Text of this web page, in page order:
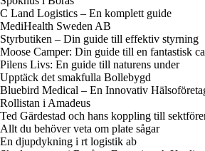
C Land Logistics – En komplett guide
MediHealth Sweden AB
Styrbutiken – Din guide till effektiv styrning
Moose Camper: Din guide till en fantastisk
Pilens Livs: En guide till naturens under
Upptäck det smakfulla Bollebygd
Bluebird Medical – En Innovativ
Rollistan i Amadeus
Ted Gärdestad och hans koppling till
Allt du behöver veta om plate sågar
En djupdykning i rt logistik ab